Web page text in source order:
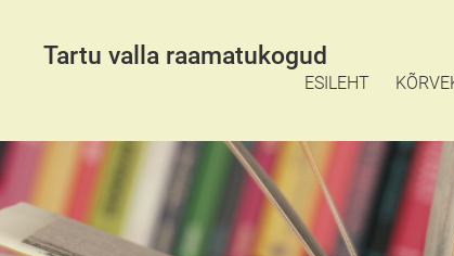
Tartu valla raamatukogud
ESILEHT